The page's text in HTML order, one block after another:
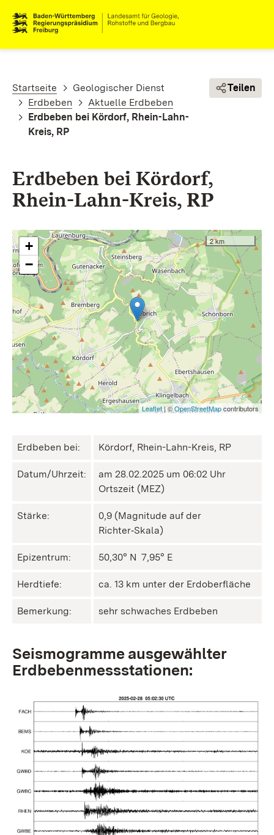
Pfadnavigation
Startseite
Geologischer Dienst
Erdbeben
Aktuelle Erdbeben
Erdbeben bei Kördorf, Rhein-Lahn-
Kreis, RP
Teilen
Erdbeben bei Kördorf,
Rhein-Lahn-Kreis, RP
+
−
2 km
Leaflet| ©OpenStreetMapcontributors
Erdbeben bei: Kördorf, Rhein-Lahn-Kreis, RP
Datum/Uhrzeit:
am 28.02.2025 um 06:02 Uhr
Ortszeit (MEZ)
Stärke:
0,9 (Magnitude auf der
Richter‑Skala)
Epizentrum: 50,30° N ㅤ 7,95° E
Herdtiefe: ca. 13 km unter der Erdoberfläche
Bemerkung: sehr schwaches Erdbeben
Seismogramme ausgewählter
Erdbebenmessstationen: